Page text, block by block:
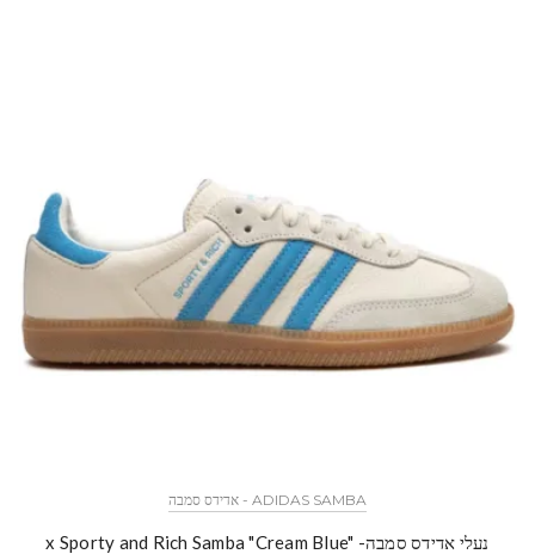
ADIDAS SAMBA - אדידס סמבה
נעלי אדידס סמבה- x Sporty and Rich Samba "Cream Blue"